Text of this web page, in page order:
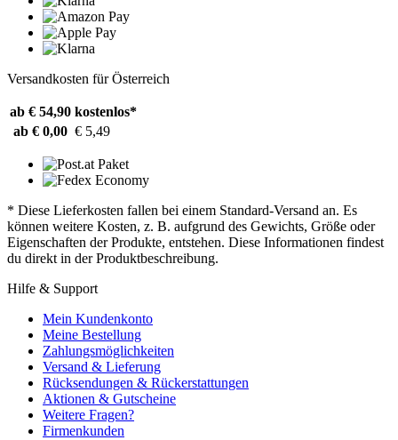
Versandkosten für Österreich
ab € 54,90 kostenlos*
ab € 0,00 € 5,49
* Diese Lieferkosten fallen bei einem Standard-Versand an. Es
können weitere Kosten, z. B. aufgrund des Gewichts, Größe oder
Eigenschaften der Produkte, entstehen. Diese Informationen findest
du direkt in der Produktbeschreibung.
Hilfe & Support
Mein Kundenkonto
Meine Bestellung
Zahlungsmöglichkeiten
Versand & Lieferung
Rücksendungen & Rückerstattungen
Aktionen & Gutscheine
Weitere Fragen?
Firmenkunden